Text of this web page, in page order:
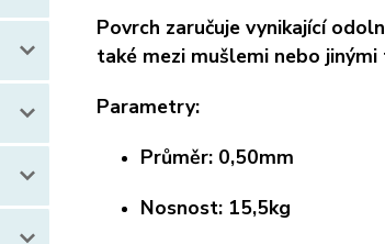
Povrch zaručuje vynikající
také mezi mušlemi nebo jinými
Parametry:
Průměr: 0,50mm
Nosnost: 15,5kg